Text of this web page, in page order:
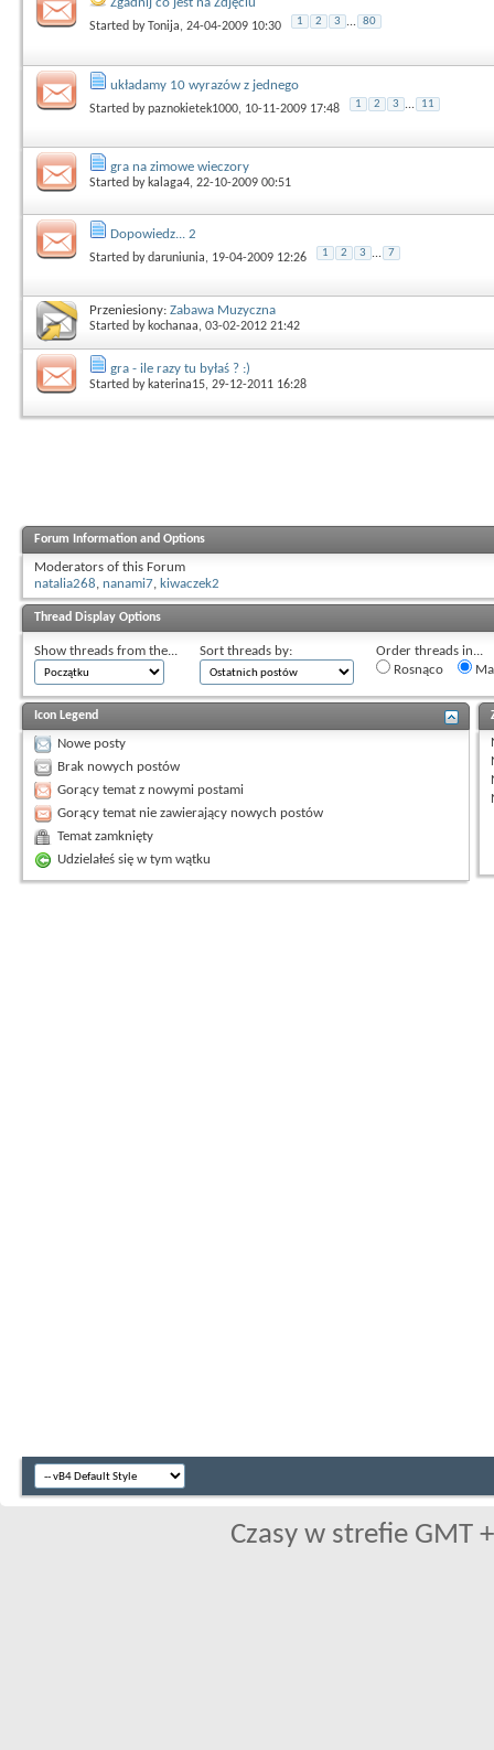
Zgadnij co jest na Zdjęciu
Started by Tonija, 24-04-2009 10:30 1 2 3 ... 80
układamy 10 wyrazów z jednego
Started bypaznokietek1000, 10-11-2009 17:48 1 2 3 ... 11
gra na zimowe wieczory
Started by kalaga4, 22-10-2009 00:51
Dopowiedz... 2
Started bydaruniunia, 19-04-2009 12:26 1 2 3 ... 7
Przeniesiony: Zabawa Muzyczna
Started by kochanaa, 03-02-2012 21:42
gra - ile razy tu byłaś ? :)
Started by katerina15, 29-12-2011 16:28
Forum Information and Options
Moderators of this Forum
natalia268, nanami7, kiwaczek2
Thread Display Options
Show threads from the... Sort threads by:
Order threads in...
Rosnąco
Icon Legend
Nowe posty
Brak nowych postów
Gorący temat z nowymi postami
Gorący temat nie zawierający nowych postów
Temat zamknięty
Udzielałeś się w tym wątku
Czasy w strefie GMT